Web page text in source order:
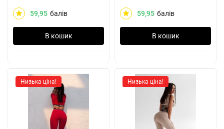
59,95 балів
В кошик
59,95 балів
В кошик
Низька ціна! Низька ціна!